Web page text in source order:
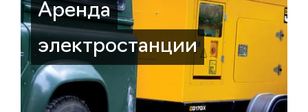
Аренда
электростанции